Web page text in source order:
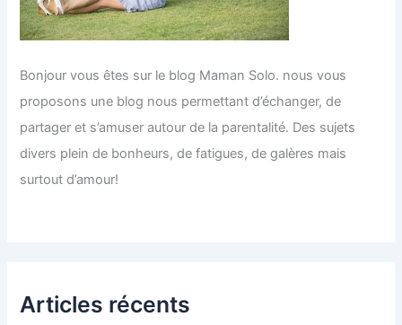
Bonjour vous êtes sur le blog Maman Solo. nous vous
proposons une blog nous permettant d’échanger, de
partager et s’amuser autour de la parentalité. Des sujets
divers plein de bonheurs, de fatigues, de galères mais
surtout d’amour!
Articles récents